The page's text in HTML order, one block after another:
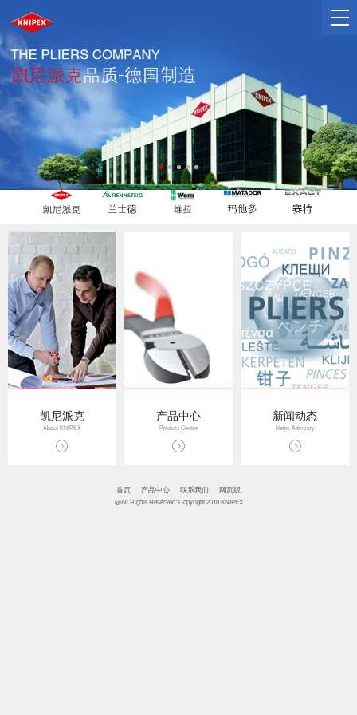
凯尼派克
About KNIPEX
产品中心
Product Center
新闻动态
News Advisory
首页 产品中心 联系我们 网页版
@All Rights Reserved: Copyright 2010 KNIPEX